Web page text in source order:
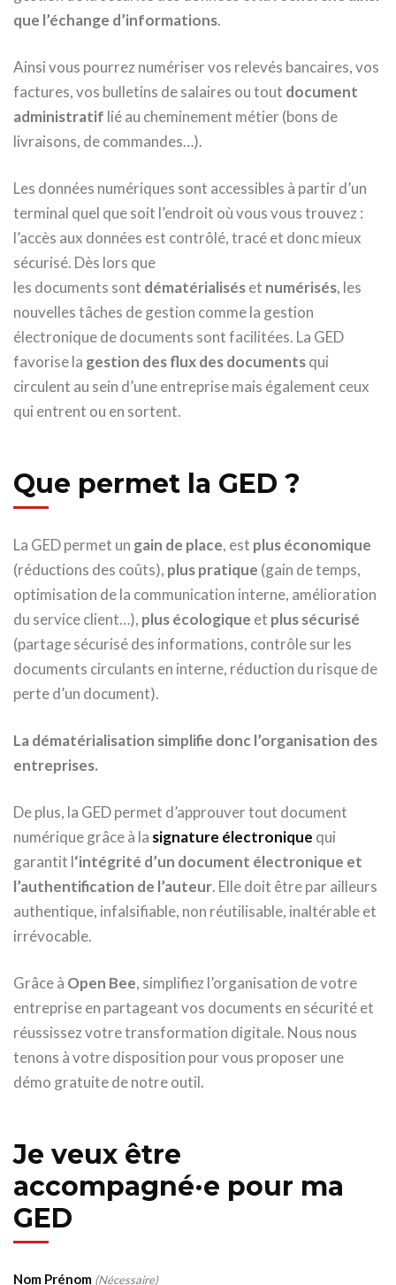
que l’échange d’informations.
Ainsi vous pourrez numériser vos relevés bancaires, vos
factures, vos bulletins de salaires ou tout document
administratif lié au cheminement métier (bons de
livraisons, de commandes…).
Les données numériques sont accessibles à partir d’un
terminal quel que soit l’endroit où vous vous trouvez :
l’accès aux données est contrôlé, tracé et donc mieux
sécurisé. Dès lors que
les documents sont dématérialiséset numérisés, les
nouvelles tâches de gestion comme la gestion
électronique de documents sont facilitées. La GED
favorise la gestion des flux des documentsqui
circulent au sein d’une entreprise mais également ceux
qui entrent ou en sortent.
Que permet la GED ?
La GED permet un gain de place, est plus économique
(réductions des coûts), plus pratique (gain de temps,
optimisation de la communication interne, amélioration
du service client…), plus écologique et plus sécurisé
(partage sécurisé des informations, contrôle sur les
documents circulants en interne, réduction du risque de
perte d’un document).
La dématérialisation simplifie donc l’organisation des
entreprises.
De plus, la GED permet d’approuver tout document
numérique grâce à la signature électronique qui
garantit l‘intégrité d’un document électronique et
l’authentification de l’auteur. Elle doit être par ailleurs
authentique, infalsifiable, non réutilisable, inaltérable et
irrévocable.
Grâce à Open Bee, simplifiez l’organisation de votre
entreprise en partageant vos documents en sécurité et
réussissez votre transformation digitale. Nous nous
tenons à votre disposition pour vous proposer une
démo gratuite de notre outil.
Je veux être
accompagné·e pour ma
GED
Nom Prénom (Nécessaire)